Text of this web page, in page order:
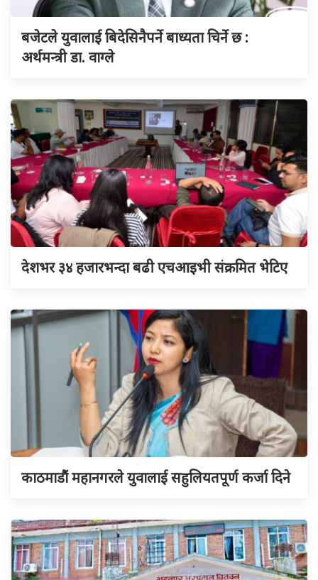
बजेटले युवालाई बिदेसिनैपर्ने बाध्यता चिर्ने छ :
अर्थमन्त्री डा. वाग्ले
देशभर ३४ हजारभन्दा बढी एचआइभी संक्रमित भेटिए
काठमाडौं महानगरले युवालाई सहुलियतपूर्ण कर्जा दिने